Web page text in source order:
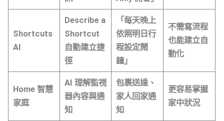
Shortcuts
AI
Describe a
Shortcut
自動建立捷
徑
「每天晚上
依照明日行
程設定鬧
鐘」
不需寫流程
也能建立自
動化
Home 智慧
家庭
AI 理解監視
器內容與通
知
包裹送達、
家人回家通
知
更容易掌握
家中狀況